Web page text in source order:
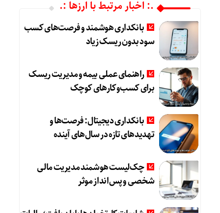
.: اخبار مرتبط با ارزها :.
بانکداری هوشمند و فرصت‌های کسب
سود بدون ریسک زیاد
راهنمای عملی بیمه و مدیریت ریسک
برای کسب‌وکارهای کوچک
بانکداری دیجیتال: فرصت‌ها و
تهدیدهای تازه در سال‌های آینده
چک‌لیست هوشمند مدیریت مالی
شخصی و پس‌انداز موثر